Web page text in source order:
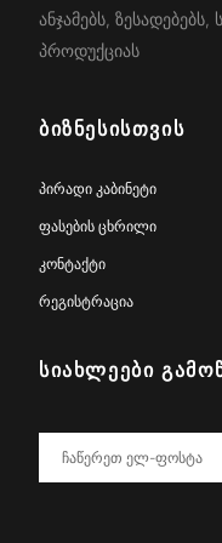
ანჯამებს,
პროდუქციას
ᲑᲘᲖᲜᲔᲡᲘᲡᲗᲕᲘᲡ
პირადი კაბინეტი
ფასების ცხრილი
კონტაქტი
რეგისტრაცია
ᲡᲘᲐᲮᲚᲔᲔᲑᲘ